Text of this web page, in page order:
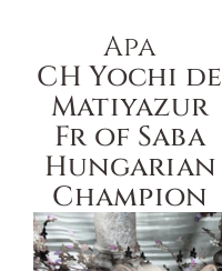
Apa
CH Yochi de
Matiyazur
Fr of Saba
Hungarian
Champion